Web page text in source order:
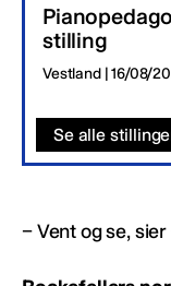
stilling
Vestland | 16/08/
Se alle
− Vent og se,